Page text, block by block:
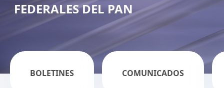
FEDERALES DEL PAN
BOLETINES COMUNICADOS